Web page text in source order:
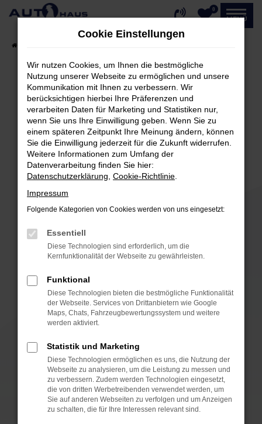
Zum
0
MENÜ
Fehler: Network Error
Beim Laden ist ein Fehler aufgetreten.
Hier sind ein paar Tipps, die dir helfen können:
Überprüfe deine Firewall und deine
Internetverbindung.
Laden andere Webseiten, zum Beispiel deine
Suchmaschine?
Prüfe deine Browsererweiterungen.
können das Laden bestimmter Seiten
verhindern. Funktioniert die Seite in einem
anderen Browser oder in einem privaten
Fenster?
Starte dein Gerät neu.
Das kann manchmal helfen, vorübergehende
Probleme zu beheben.
Betriebssystem auf dem neuesten Stand
sind.
Veraltete Software birgt nicht nur ein
Sicherheitsrisiko, sondern kann auch dazu
führen, dass bestimmte Funktionen nicht mehr
unterstützt werden.
Cookie Einstellungen
Wir nutzen Cookies, um Ihnen die bestmögliche
Nutzung unserer Webseite zu ermöglichen und unsere
Kommunikation mit Ihnen zu verbessern. Wir
berücksichtigen hierbei Ihre Präferenzen und
verarbeiten Daten für Marketing und Statistiken nur,
wenn Sie uns Ihre Einwilligung geben. Wenn Sie zu
einem späteren Zeitpunkt Ihre Meinung ändern, können
Sie die Einwilligung jederzeit für die Zukunft widerrufen.
Weitere Informationen zum Umfang der
Datenverarbeitung finden Sie hier:
Datenschutzerklärung Cookie-Richtlinie
Impressum
Folgende Kategorien von Cookies werden von uns eingesetzt:
Essentiell
Diese Technologien sind erforderlich, um die
Kernfunktionalität der Webseite zu gewährleisten.
Funktional
Diese Technologien bieten die bestmögliche Funktionalität
der Webseite. Services von Drittanbietern wie Google
Maps, Chats, Fahrzeugbewertungssystem und weitere
werden aktiviert.
Statistik und Marketing
Diese Technologien ermöglichen es uns, die Nutzung der
Webseite zu analysieren, um die Leistung zu messen und
zu verbessern. Zudem werden Technologien eingesetzt,
die von dritten Werbetreibenden verwendet werden, um
Sie auf anderen Webseiten zu verfolgen und um Anzeigen
zu schalten, die für Ihre Interessen relevant sind.